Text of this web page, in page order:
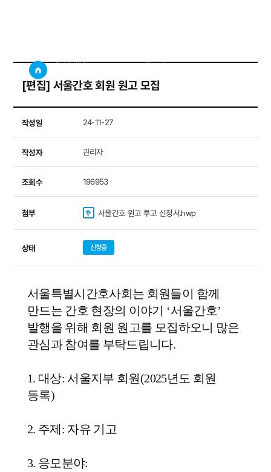
교육 및 행사 공모전
[편집] 서울간호 회원 원고 모집
작성일 24-11-27
작성자 관리자
조회수 196953
첨부 서울간호 원고 투고 신청서.hwp
상태 신청중
서울특별시간호사회는 회원들이 함께
만드는 간호 현장의 이야기 ‘서울간호’
발행을 위해 회원 원고를 모집하오니 많은
관심과 참여를 부탁드립니다.
1. 대상: 서울지부 회원(2025년도 회원
등록)
2. 주제: 자유 기고
3. 응모분야: